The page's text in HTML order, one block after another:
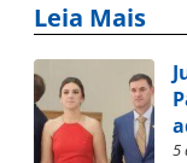
Leia Mais
5